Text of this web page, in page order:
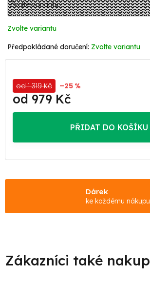
Zvolte variantu
Zvolte variantu
od 1 319 Kč –25 %
od 979 Kč
PŘIDAT DO KOŠÍKU
Dárek
ke každému nákupu